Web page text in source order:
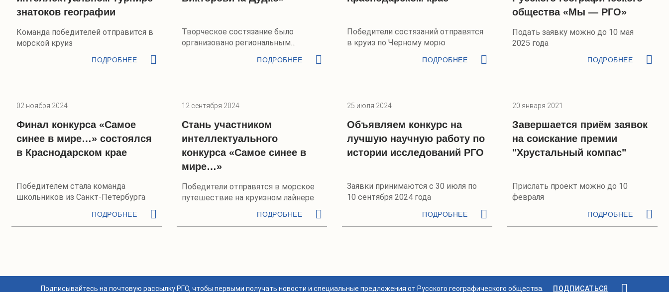
знатоков географии
Команда победителей отправится в
морской круиз
ПОДРОБНЕЕ
Творческое состязание было
организовано региональным
ПОДРОБНЕЕ
Победители состязаний отправятся
в круиз по Черному морю
ПОДРОБНЕЕ
общества «Мы — РГО»
Подать заявку можно до 10 мая
2025 года
ПОДРОБНЕЕ
02 ноября 2024
Финал конкурса «Самое
синее в мире…» состоялся
в Краснодарском крае
Победителем стала команда
школьников из Санкт-Петербурга
ПОДРОБНЕЕ
12 сентября 2024
Стань участником
интеллектуального
конкурса «Самое синее в
мире…»
Победители отправятся в морское
путешествие на круизном лайнере
ПОДРОБНЕЕ
25 июля 2024
Объявляем конкурс на
лучшую научную работу по
истории исследований РГО
Заявки принимаются с 30 июля по
10 сентября 2024 года
ПОДРОБНЕЕ
20 января 2021
Завершается приём заявок
на соискание премии
"Хрустальный компас"
Прислать проект можно до 10
февраля
ПОДРОБНЕЕ
Подписывайтесь на почтовую рассылку РГО, чтобы первыми получать новости и специальные предложения от Русского географического общества. ПОДПИСАТЬСЯ